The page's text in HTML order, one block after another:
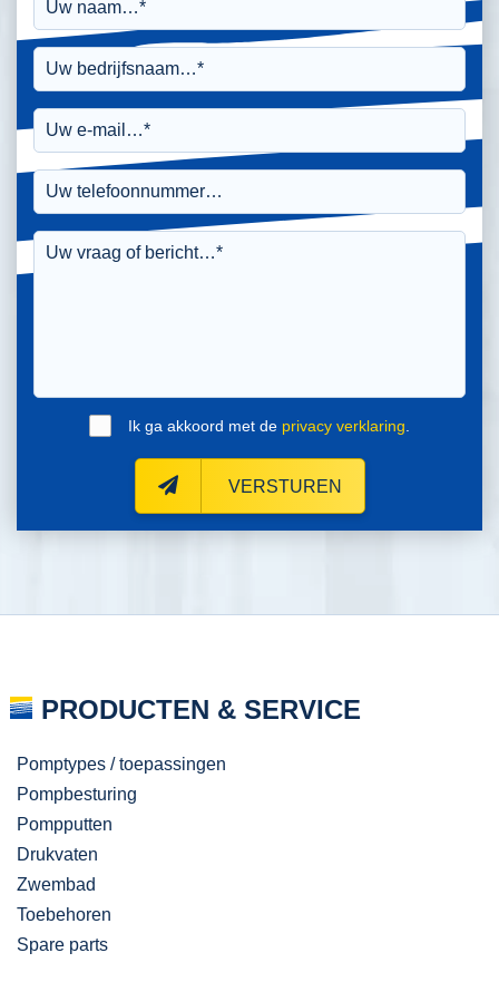
Ik ga akkoord met de privacy verklaring
VERSTUREN
PRODUCTEN & SERVICE
Pomptypes / toepassingen
Pompbesturing
Pompputten
Drukvaten
Zwembad
Toebehoren
Spare parts